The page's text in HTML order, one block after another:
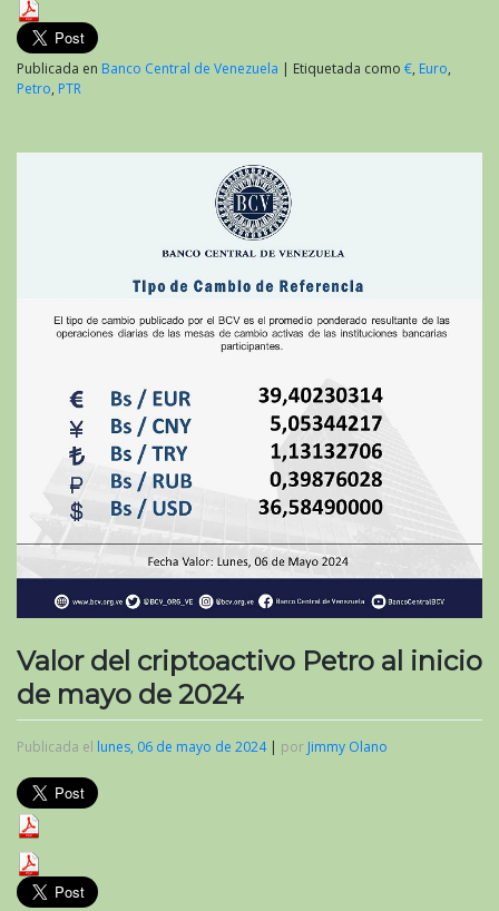
Publicada en Banco Central de Venezuela | Etiquetada como €, Euro,
Petro, PTR
Valor del criptoactivo Petro al inicio
de mayo de 2024
Publicada el lunes, 06 de mayo de 2024| por Jimmy Olano